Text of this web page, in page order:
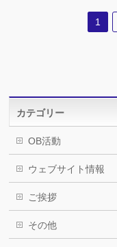
1
カテゴリー
OB活動
ウェブサイト情報
ご挨拶
その他